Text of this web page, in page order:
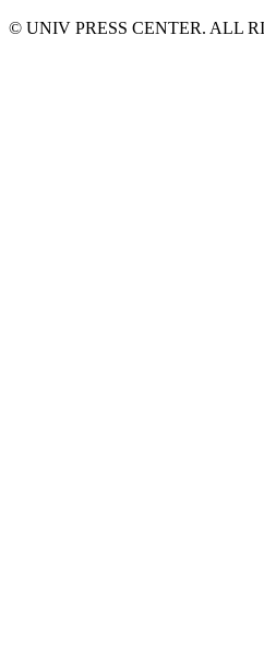
© UNIV PRESS CENTER. ALL